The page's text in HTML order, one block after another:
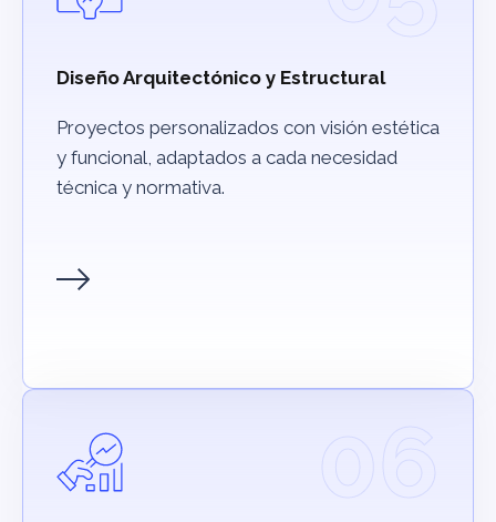
Diseño Arquitectónico y Estructural
Proyectos personalizados con visión estética
y funcional, adaptados a cada necesidad
técnica y normativa.
06